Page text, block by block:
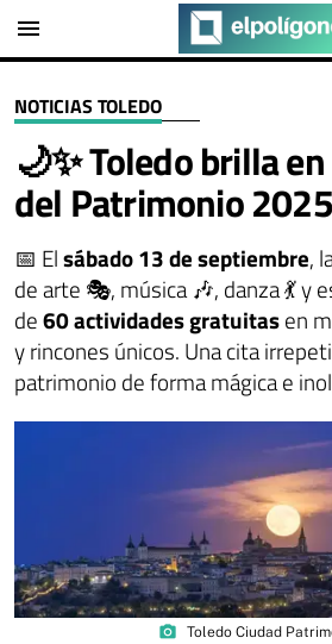
menu
NOTICIAS TOLEDO
🌙✨ Toledo brilla
del Patrimonio
📅 Elsábado 13 de septiembre,
de arte 🎭, música 🎶, danza 💃 y
de60 actividades gratuitasen
y rincones únicos. Una cita
patrimonio de forma mágica e
photo_camera Toledo Ciudad